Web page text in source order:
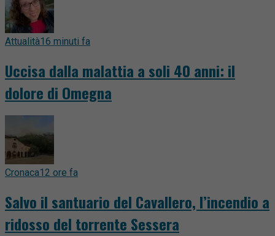
Attualità16 minuti fa
Uccisa dalla malattia a soli 40 anni: il
dolore di Omegna
Cronaca12 ore fa
Salvo il santuario del Cavallero, l’incendio a
ridosso del torrente Sessera